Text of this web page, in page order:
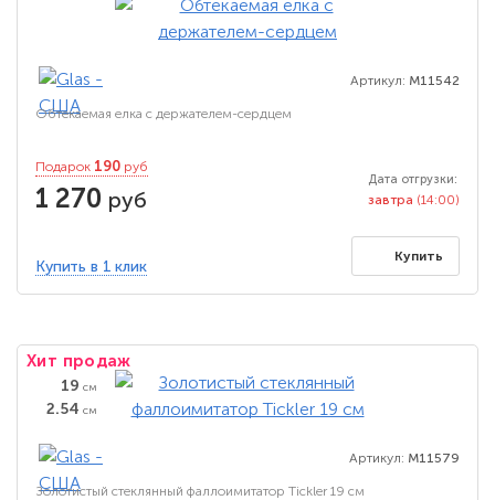
Артикул: M11542
Обтекаемая елка с держателем-сердцем
Подарок 190 руб
1 270 руб
Дата отгрузки:
завтра (14:00)
Купить в 1 клик
Купить
Хит продаж
19 см
2.54 см
Артикул: M11579
Золотистый стеклянный фаллоимитатор Tickler 19 см